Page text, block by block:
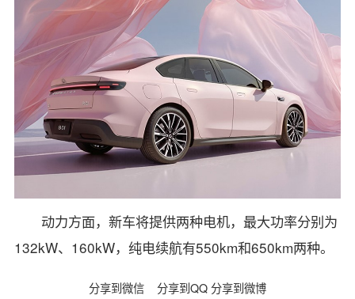
动力方面，新车将提供两种电机，最大功率分别为
132kW、160kW，纯电续航有550km和650km两种。
分享到微信 分享到QQ 分享到微博